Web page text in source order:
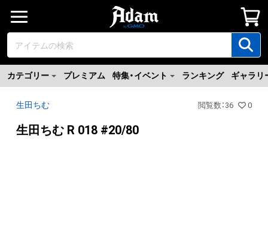
カテゴリー プレミアム 特集・イベント ランキング ギャラリ
生田ちむ 閲覧数 ： 36 0
生田ちむ R 018 #20/80